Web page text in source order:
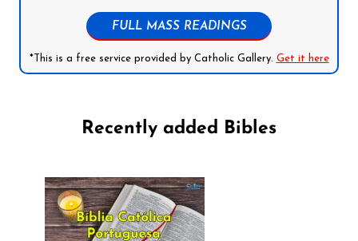
FULL MASS READINGS
*This is a free service provided by Catholic Gallery. Get it here
Recently added Bibles